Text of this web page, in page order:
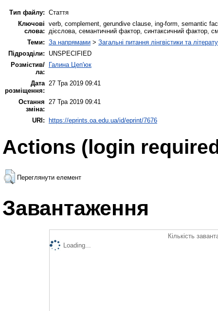
Тип файлу: Стаття
Ключові
слова:
verb, complement, gerundive clause, ing-form, semantic
дієслова, семантичний фактор, синтаксичний фактор,
Теми: За напрямами > Загальні питання лінгвістики та
Підрозділи:
UNSPECIFIED
Розмістив/
ла:
Галина Цеп'юк
Дата
розміщення:
27 Тра 2019 09:41
Остання
зміна:
27 Тра 2019 09:41
URI: https://eprints.oa.edu.ua/id/eprint/7676
Actions (login
Переглянути елемент
Завантаження
Кількість
Loading...